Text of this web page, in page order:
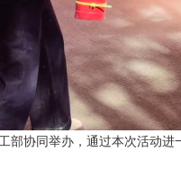
协同举办，通过本次活动